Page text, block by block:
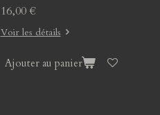
16,00 €
Voir les détails
Ajouter au panier